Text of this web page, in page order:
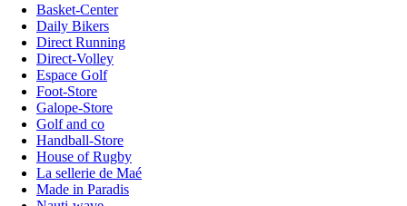
Basket-Center
Daily Bikers
Direct Running
Direct-Volley
Espace Golf
Foot-Store
Galope-Store
Golf and co
Handball-Store
House of Rugby
La sellerie de Maé
Made in Paradis